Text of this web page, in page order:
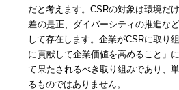
だと考えます。CSRの対象は環境だ
差の是正、ダイバーシティの推進な
して存在します。企業がCSRに取り
に貢献して企業価値を高めること」
て果たされるべき取り組みであり、
るものではありません。